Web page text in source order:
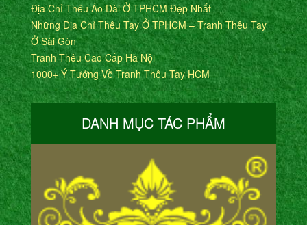
Địa Chỉ Thêu Áo Dài Ở TPHCM Đẹp Nhất
Những Địa Chỉ Thêu Tay Ở TPHCM – Tranh Thêu Tay
Ở Sài Gòn
Tranh Thêu Cao Cấp Hà Nội
1000+ Ý Tưởng Về Tranh Thêu Tay HCM
DANH MỤC TÁC PHẨM